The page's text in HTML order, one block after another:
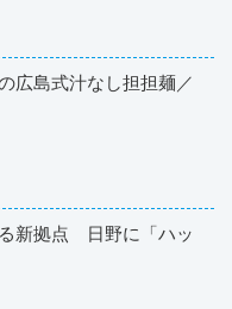
広島式汁なし担担麺／
新拠点 日野に「ハッ